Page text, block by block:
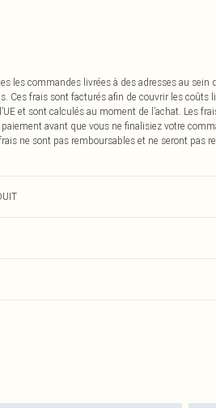
les commandes livrées à des adresses au sein
Ces frais sont facturés afin de couvrir les coûts
et sont calculés au moment de l’achat. Les
avant que vous ne finalisiez votre
ne sont pas remboursables et ne seront pas
pas rembourser les masques tendance, les
Les articles pour la maison, y compris le linge